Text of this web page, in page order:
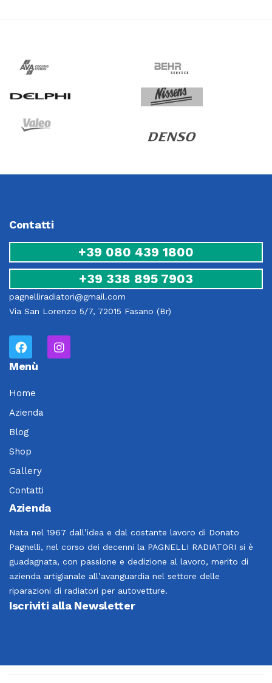
Contatti
+39 080 439 1800
+39 338 895 7903
pagnelliradiatori@gmail.com
Via San Lorenzo 5/7, 72015 Fasano (Br)
Menù
Home
Azienda
Blog
Shop
Gallery
Contatti
Azienda
Nata nel 1967 dall’idea e dal costante lavoro di Donato
Pagnelli, nel corso dei decenni la PAGNELLI RADIATORI si è
guadagnata, con passione e dedizione al lavoro, merito di
azienda artigianale all’avanguardia nel settore delle
riparazioni di radiatori per autovetture.
Iscriviti alla Newsletter